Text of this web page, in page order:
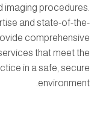
procedures.
and state-of-the-
comprehensive
that meet the
in a safe, secure
environment.